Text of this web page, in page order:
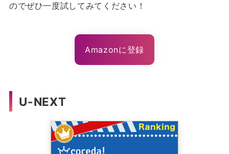
のでぜひ一度試してみてください！
Amazonに登録
U-NEXT